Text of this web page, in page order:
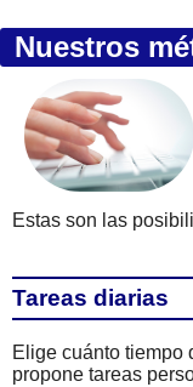
Nuestros
Estas son las
Tareas diarias
Elige cuánto tiempo
propone tareas